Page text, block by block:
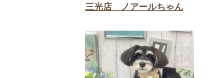
三光店 ノアールちゃん